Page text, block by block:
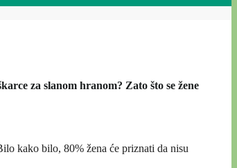
za slanom hranom? Zato što se žene
kako bilo, 80% žena će priznati da nisu